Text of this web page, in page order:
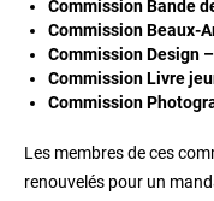
Commission Bande
Commission Beaux-
Commission Design
Commission Livre
Commission
Les membres de ces
renouvelés pour un